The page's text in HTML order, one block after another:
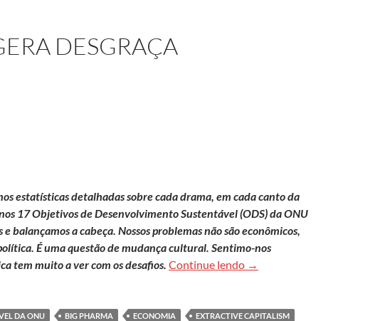
DESGRAÇA
estatísticas detalhadas sobre cada drama, em cada canto da
17 Objetivos de Desenvolvimento Sustentável (ODS) da ONU
balançamos a cabeça. Nossos problemas não são econômicos,
É uma questão de mudança cultural. Sentimo-nos
tem muito a ver com os desafios. Continue lendo O sucesso que gera desgraça
→
DA ONU BIG PHARMA ECONOMIA
EXTRACTIVE CAPITALISM